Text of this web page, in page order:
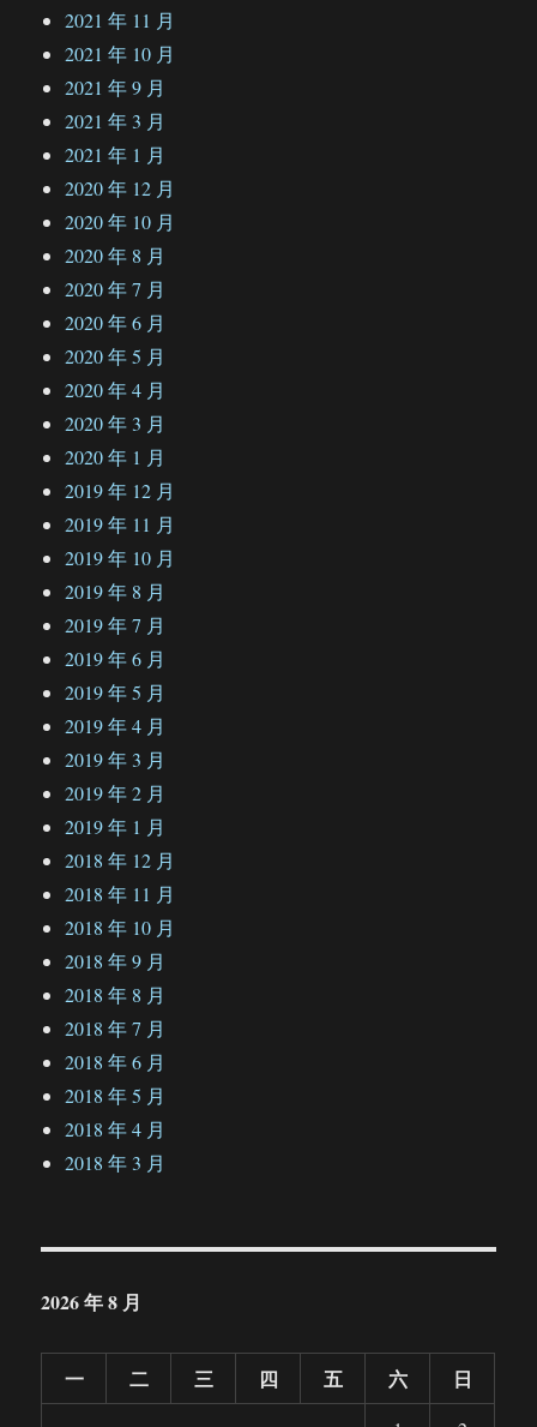
2021 年 11 月
2021 年 10 月
2021 年 9 月
2021 年 3 月
2021 年 1 月
2020 年 12 月
2020 年 10 月
2020 年 8 月
2020 年 7 月
2020 年 6 月
2020 年 5 月
2020 年 4 月
2020 年 3 月
2020 年 1 月
2019 年 12 月
2019 年 11 月
2019 年 10 月
2019 年 8 月
2019 年 7 月
2019 年 6 月
2019 年 5 月
2019 年 4 月
2019 年 3 月
2019 年 2 月
2019 年 1 月
2018 年 12 月
2018 年 11 月
2018 年 10 月
2018 年 9 月
2018 年 8 月
2018 年 7 月
2018 年 6 月
2018 年 5 月
2018 年 4 月
2018 年 3 月
2026 年 8 月
一 二 三 四 五 六 日